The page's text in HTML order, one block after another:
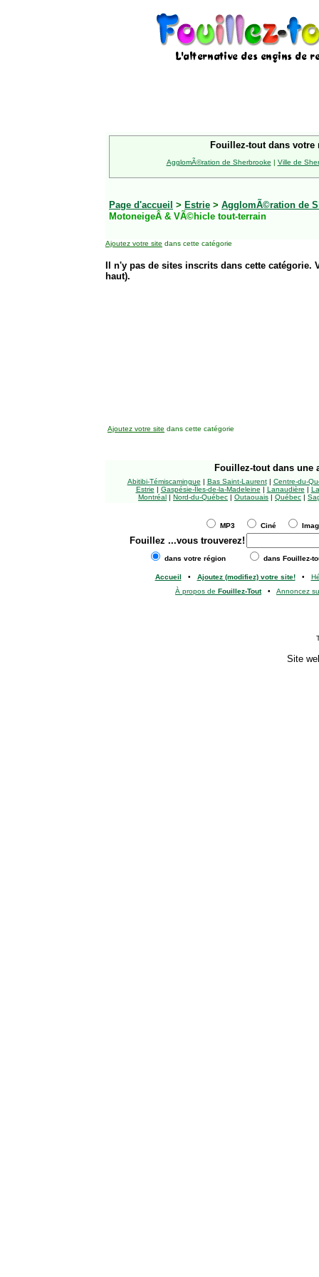
Fouillez-tout dans votre
AgglomÃ©ration de Sherbrooke | Ville de
Page d'accueil > Estrie > AgglomÃ©ration de
MotoneigeÂ & VÃ©hicle tout-terrain
Ajoutez votre site dans cette catégorie
Il n'y pas de sites inscrits dans cette
haut).
Ajoutez votre site dans cette catégorie
Fouillez-tout dans une
Abitibi-Témiscamingue | Bas Saint-Laurent| Centre-du-
Estrie | Gaspésie-Îles-de-la-Madeleine | Lanaudière |
Montréal | Nord-du-Québec | Outaouais | Québec |
MP3 Ciné
Fouillez ...vous trouverez!
dans votre région dans Fouillez-
Accueil • Ajoutez (modifiez) votre site!•
À propos de Fouillez-Tout• Annoncez
Site